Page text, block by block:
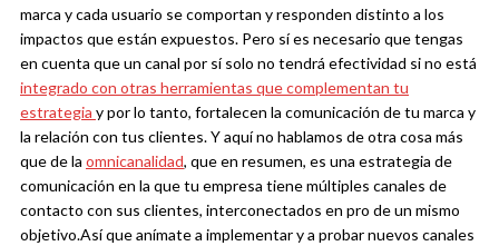
marca y cada usuario se comportan y responden distinto a los
impactos que están expuestos. Pero sí es necesario que tengas
en cuenta que un canal por sí solo no tendrá efectividad si no está
integrado con otras herramientas que complementan tu
estrategia y por lo tanto, fortalecen la comunicación de tu marca y
la relación con tus clientes.Y aquí no hablamos de otra cosa más
que de la omnicanalidad, que en resumen, es una estrategia de
comunicación en la que tu empresa tiene múltiples canales de
contacto con sus clientes, interconectados en pro de un mismo
objetivo.Así que anímate a implementar y a probar nuevos canales